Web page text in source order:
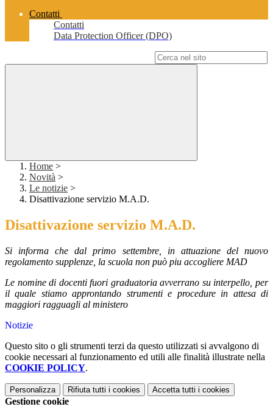
Contatti
Contatti
Data Protection Officer (DPO)
Home >
Novità >
Le notizie >
Disattivazione servizio M.A.D.
Disattivazione servizio M.A.D.
Si informa che dal primo settembre, in attuazione del nuovo
regolamento supplenze, la scuola non può piu accogliere MAD
Le nomine di docenti fuori graduatoria avverrano su interpello, per
il quale stiamo approntando strumenti e procedure in attesa di
maggiori ragguagli al ministero
Notizie
Questo sito o gli strumenti terzi da questo utilizzati si avvalgono di
cookie necessari al funzionamento ed utili alle finalità illustrate nella
COOKIE POLICY.
Personalizza Rifiuta tutti i cookies Accetta tutti i cookies
Gestione cookie